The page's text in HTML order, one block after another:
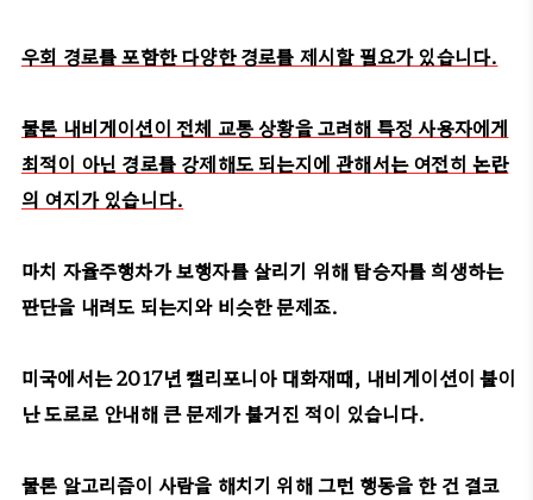
우회 경로를 포함한 다양한 경로를 제시할 필요가 있습니다.
물론 내비게이션이 전체 교통 상황을 고려해 특정 사용자에게
최적이 아닌 경로를 강제해도 되는지에 관해서는 여전히 논란
의 여지가 있습니다.
마치 자율주행차가 보행자를 살리기 위해 탑승자를 희생하는
판단을 내려도 되는지와 비슷한 문제죠.
미국에서는 2017년 캘리포니아 대화재때, 내비게이션이 불이
난 도로로 안내해 큰 문제가 불거진 적이 있습니다.
물론 알고리즘이 사람을 해치기 위해 그런 행동을 한 건 결코